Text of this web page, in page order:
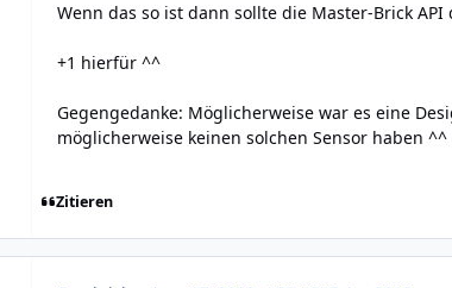
Wenn das so ist dann sollte die Master-Brick
+1 hierfür ^^
Gegengedanke: Möglicherweise war es eine
möglicherweise keinen solchen Sensor haben
Zitieren